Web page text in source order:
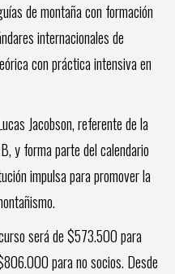
de montaña con formación
internacionales de
con práctica intensiva en
Jacobson, referente de la
y forma parte del calendario
impulsa para promover la
será de $573.500 para
para no socios. Desde